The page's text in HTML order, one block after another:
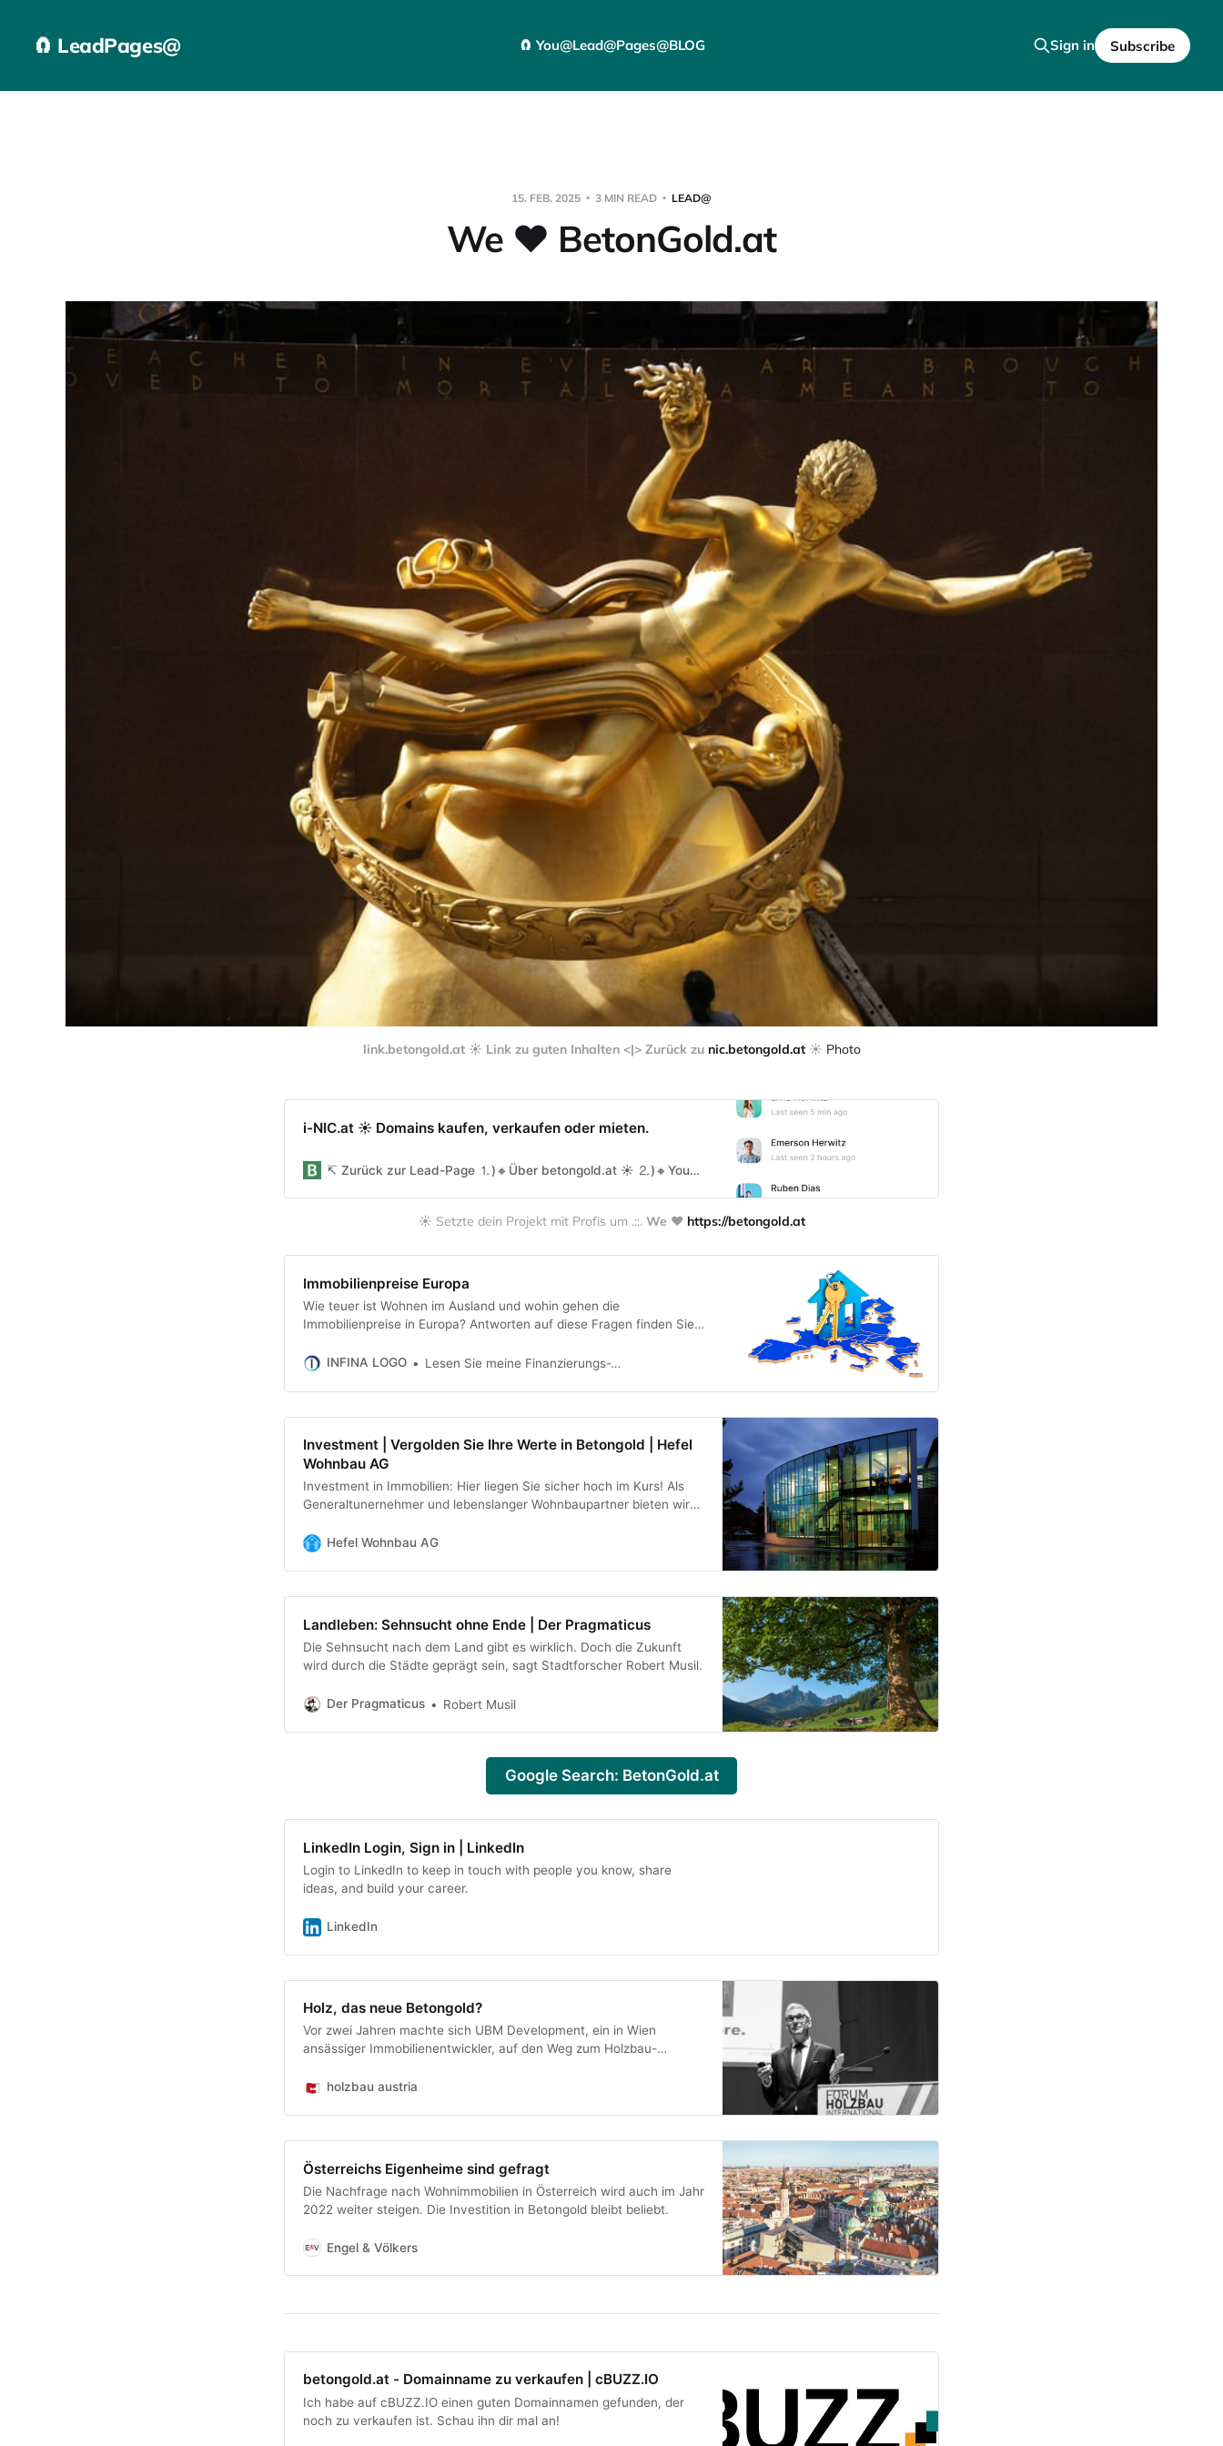
🧲 LeadPages@ 🧲 You@Lead@Pages@BLOG Sign in Subscribe
15. FEB. 2025 3 MIN READ LEAD@
We ❤️ BetonGold.at
link.betongold.at ☀️ Link zu guten Inhalten <|> Zurück zu nic.betongold.at ☀️ Photo
i-NIC.at ☀ Domains kaufen, verkaufen oder mieten.
↸ Zurück zur Lead-Page ⒈)🔸Über betongold.at ☀️ ⒉)🔸You@ in.betongold.at ＠ ⒊)🔸Projekt umsetzen ䷴
☀️ Setzte dein Projekt mit Profis um .::. We ❤️ https://betongold.at
Immobilienpreise Europa
Wie teuer ist Wohnen im Ausland und wohin gehen die
Immobilienpreise in Europa? Antworten auf diese Fragen finden Sie
INFINA LOGO
Lesen Sie meine Finanzierungs-Tipps
Investment | Vergolden Sie Ihre Werte in Betongold | Hefel
Wohnbau AG
Investment in Immobilien: Hier liegen Sie sicher hoch im Kurs! Als
Generaltunernehmer und lebenslanger Wohnbaupartner bieten wir
Hefel Wohnbau AG
Landleben: Sehnsucht ohne Ende | Der Pragmaticus
Die Sehnsucht nach dem Land gibt es wirklich. Doch die Zukunft
wird durch die Städte geprägt sein, sagt Stadtforscher Robert Musil.
Der Pragmaticus Robert Musil
Google Search: BetonGold.at
LinkedIn Login, Sign in | LinkedIn
Login to LinkedIn to keep in touch with people you know, share
ideas, and build your career.
LinkedIn
Holz, das neue Betongold?
Vor zwei Jahren machte sich UBM Development, ein in Wien
ansässiger Immobilienentwickler, auf den Weg zum Holzbau-
Unternehmens, unter anderem das Projekt Timber Pioneer.
holzbau austria
Österreichs Eigenheime sind gefragt
Die Nachfrage nach Wohnimmobilien in Österreich wird auch im Jahr
2022 weiter steigen. Die Investition in Betongold bleibt beliebt.
Engel & Völkers
betongold.at - Domainname zu verkaufen | cBUZZ.IO
Ich habe auf cBUZZ.IO einen guten Domainnamen gefunden, der
noch zu verkaufen ist. Schau ihn dir mal an!